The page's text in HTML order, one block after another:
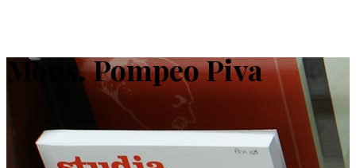
Mons. Pompeo Piva